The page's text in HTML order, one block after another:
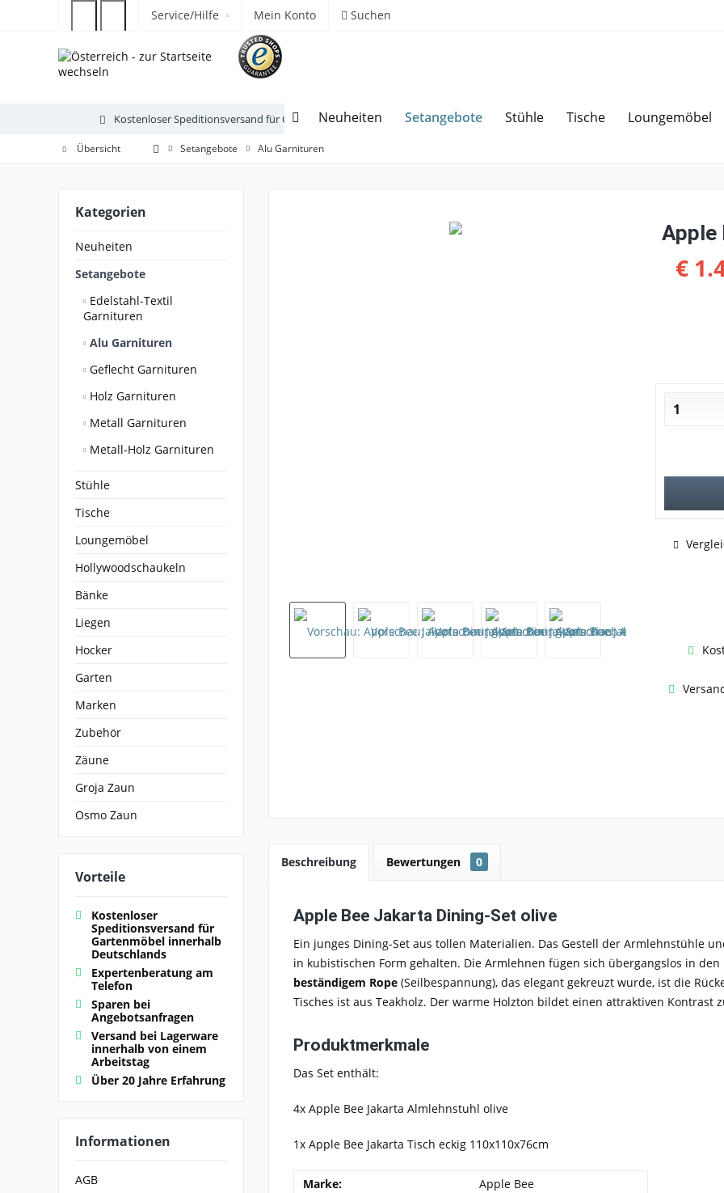
Service/Hilfe Mein Konto Suchen
Neuheiten Setangebote Stühle Tische Loungemöbel
Kostenloser Speditionsversand für Gartenmöbel Sparen bei Angebotsanfrage Über
Übersicht Setangebote Alu Garnituren
Kategorien
Neuheiten
Setangebote
Edelstahl-Textil
Garnituren
Alu Garnituren
Geflecht Garnituren
Holz Garnituren
Metall Garnituren
Metall-Holz Garnituren
Stühle
Tische
Loungemöbel
Hollywoodschaukeln
Bänke
Liegen
Hocker
Garten
Marken
Zubehör
Zäune
Groja Zaun
Osmo Zaun
Vorteile
Kostenloser
Speditionsversand für
Gartenmöbel innerhalb
Deutschlands
Expertenberatung am
Telefon
Sparen bei
Angebotsanfragen
Versand bei Lagerware
innerhalb von einem
Arbeitstag
Über 20 Jahre Erfahrung
Informationen
AGB
Apple
€
Beschreibung Bewertungen 0
Apple Bee Jakarta Dining-Set olive
Ein junges Dining-Set aus tollen Materialien. Das Gestell der Armlehnstühle
in kubistischen Form gehalten. Die Armlehnen fügen sich übergangslos in
beständigem Rope (Seilbespannung), das elegant gekreuzt wurde, ist die
Tisches ist aus Teakholz. Der warme Holzton bildet einen attraktiven Kontrast
Produktmerkmale
Das Set enthält:
4x Apple Bee Jakarta Almlehnstuhl olive
1x Apple Bee Jakarta Tisch eckig 110x110x76cm
Marke: Apple Bee